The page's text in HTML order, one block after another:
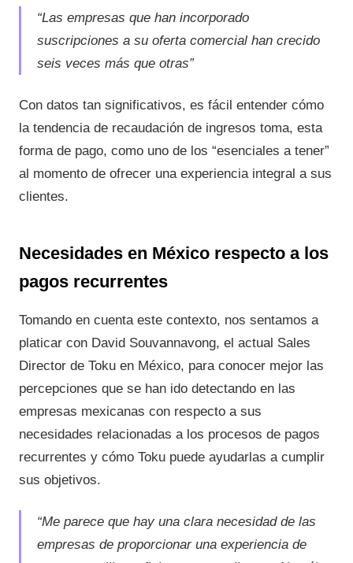
“Las empresas que han incorporado
suscripciones a su oferta comercial han crecido
seis veces más que otras”
Con datos tan significativos, es fácil entender cómo
la tendencia de recaudación de ingresos toma, esta
forma de pago, como uno de los “esenciales a tener”
al momento de ofrecer una experiencia integral a sus
clientes.
Necesidades en México respecto a los
pagos recurrentes
Tomando en cuenta este contexto, nos sentamos a
platicar con David Souvannavong, el actual Sales
Director de Toku en México, para conocer mejor las
percepciones que se han ido detectando en las
empresas mexicanas con respecto a sus
necesidades relacionadas a los procesos de pagos
recurrentes y cómo Toku puede ayudarlas a cumplir
sus objetivos.
“Me parece que hay una clara necesidad de las
empresas de proporcionar una experiencia de